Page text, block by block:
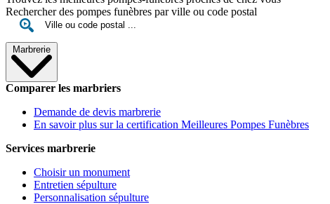
Rechercher des pompes funèbres par ville ou code postal
Marbrerie
Comparer les marbriers
Demande de devis marbrerie
En savoir plus sur la certification Meilleures Pompes Funèbres
Services marbrerie
Choisir un monument
Entretien sépulture
Personnalisation sépulture